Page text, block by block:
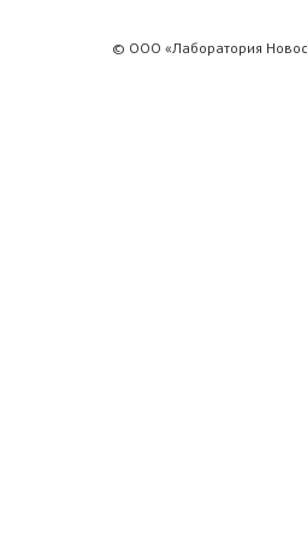
© ООО «Лаборатория